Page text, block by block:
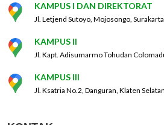
KAMPUS I DAN DIREKTORAT
Jl. Letjend Sutoyo, Mojosongo,
KAMPUS II
Jl. Kapt. Adisumarmo Tohudan
KAMPUS III
Jl. Ksatria No.2, Danguran, Klaten